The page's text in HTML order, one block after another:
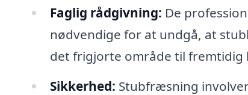
Faglig rådgivning: De
nødvendige for at undgå, at
det frigjorte område til fremtidig
Sikkerhed: Stubfræsning